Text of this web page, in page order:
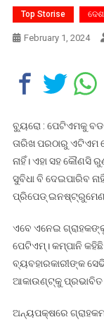
Top Storise
February 1, 2024
ବ୍ୟୁରୋ : ପେଟିଏମକୁ ବଡ
ତାରିଖ ପରଠାରୁ ଏଟିଏମ
ନାହିଁ। ଏହା ସହ କୌଣସି
ସୁବିଧା ବି ଦେଇପାରିବ
ପ୍ରିପେଡ୍
ଏବେ ଏନେଇ
ପେଟିଏମ୍‌। କମ୍ପାନି
ବ୍ୟବହାରକାରୀଙ୍କ
ଆକାଉଣ୍ଟ୍‌କୁ ପ୍ରଭାବିତ
ଅନ୍ୟପକ୍ଷରେ